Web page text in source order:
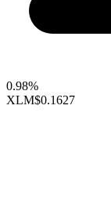
0.98%
XLM$0.1627